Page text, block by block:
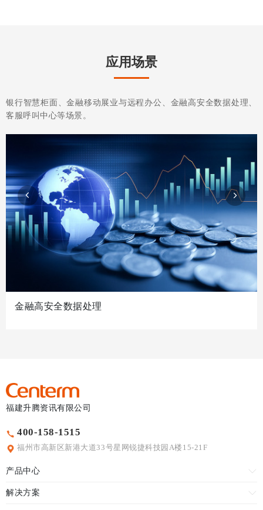
应用场景
银行智慧柜面、金融移动展业与远程办公、金融高安全数据处理、
客服呼叫中心等场景。
金融高安全数据处理
福建升腾资讯有限公司
400-158-1515
福州市高新区新港大道33号星网锐捷科技园A楼15-21F
产品中心
解决方案